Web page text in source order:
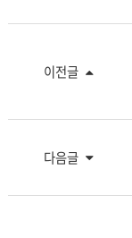
이전글
다음글